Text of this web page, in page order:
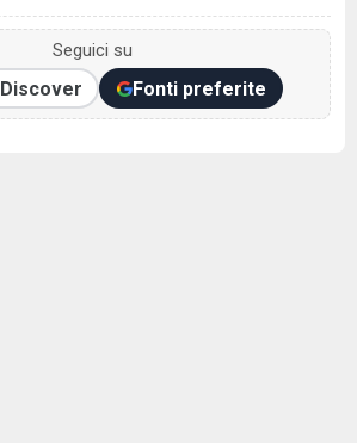
Seguici su
Discover Fonti preferite